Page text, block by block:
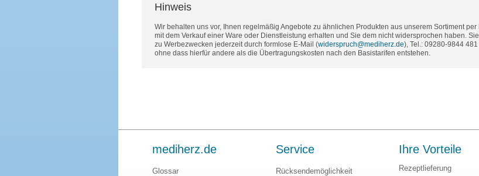
Hinweis
Wir behalten uns vor, Ihnen regelmäßig Angebote zu ähnlichen Produkten aus unserem Sortiment
mit dem Verkauf einer Ware oder Dienstleistung erhalten und Sie dem nicht widersprochen haben.
zu Werbezwecken jederzeit durch formlose E-Mail (widerspruch@mediherz.de), Tel.: 09280-9844
ohne dass hierfür andere als die Übertragungskosten nach den Basistarifen entstehen.
mediherz.de
Glossar
Service
Rücksendemöglichkeit
Ihre Vorteile
Rezeptlieferung